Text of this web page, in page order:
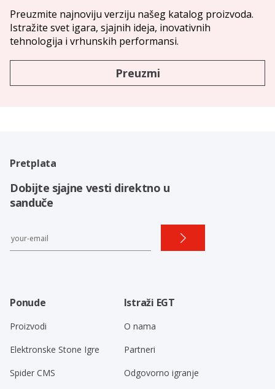
Preuzmite najnoviju verziju našeg katalog proizvoda.
Istražite svet igara, sjajnih ideja, inovativnih
tehnologija i vrhunskih performansi.
Preuzmi
Pretplata
Dobijte sjajne vesti direktno u
sanduče
Ponude
Proizvodi
Elektronske Stone Igre
Spider CMS
Istraži EGT
O nama
Partneri
Odgovorno igranje